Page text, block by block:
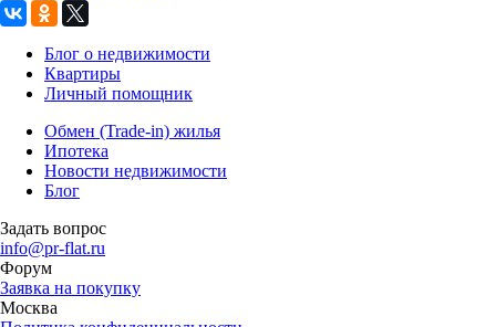
Блог о недвижимости
Квартиры
Личный помощник
Обмен (Trade-in) жилья
Ипотека
Новости недвижимости
Блог
Задать вопрос
info@pr-flat.ru
Форум
Заявка на покупку
Москва